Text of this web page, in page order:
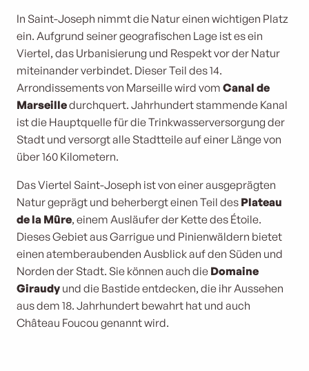
In Saint-Joseph nimmt die Natur einen wichtigen Platz
ein. Aufgrund seiner geografischen Lage ist es ein
Viertel, das Urbanisierung und Respekt vor der Natur
miteinander verbindet. Dieser Teil des 14.
Arrondissements von Marseille wird vom Canal de
Marseilledurchquert. Jahrhundert stammende Kanal
ist die Hauptquelle für die Trinkwasserversorgung der
Stadt und versorgt alle Stadtteile auf einer Länge von
über 160 Kilometern.
Das Viertel Saint-Joseph ist von einer ausgeprägten
Natur geprägt und beherbergt einen Teil des Plateau
de la Mûre, einem Ausläufer der Kette des Étoile.
Dieses Gebiet aus Garrigue und Pinienwäldern bietet
einen atemberaubenden Ausblick auf den Süden und
Norden der Stadt. Sie können auch die Domaine
Giraudy und die Bastide entdecken, die ihr Aussehen
aus dem 18. Jahrhundert bewahrt hat und auch
Château Foucou genannt wird.